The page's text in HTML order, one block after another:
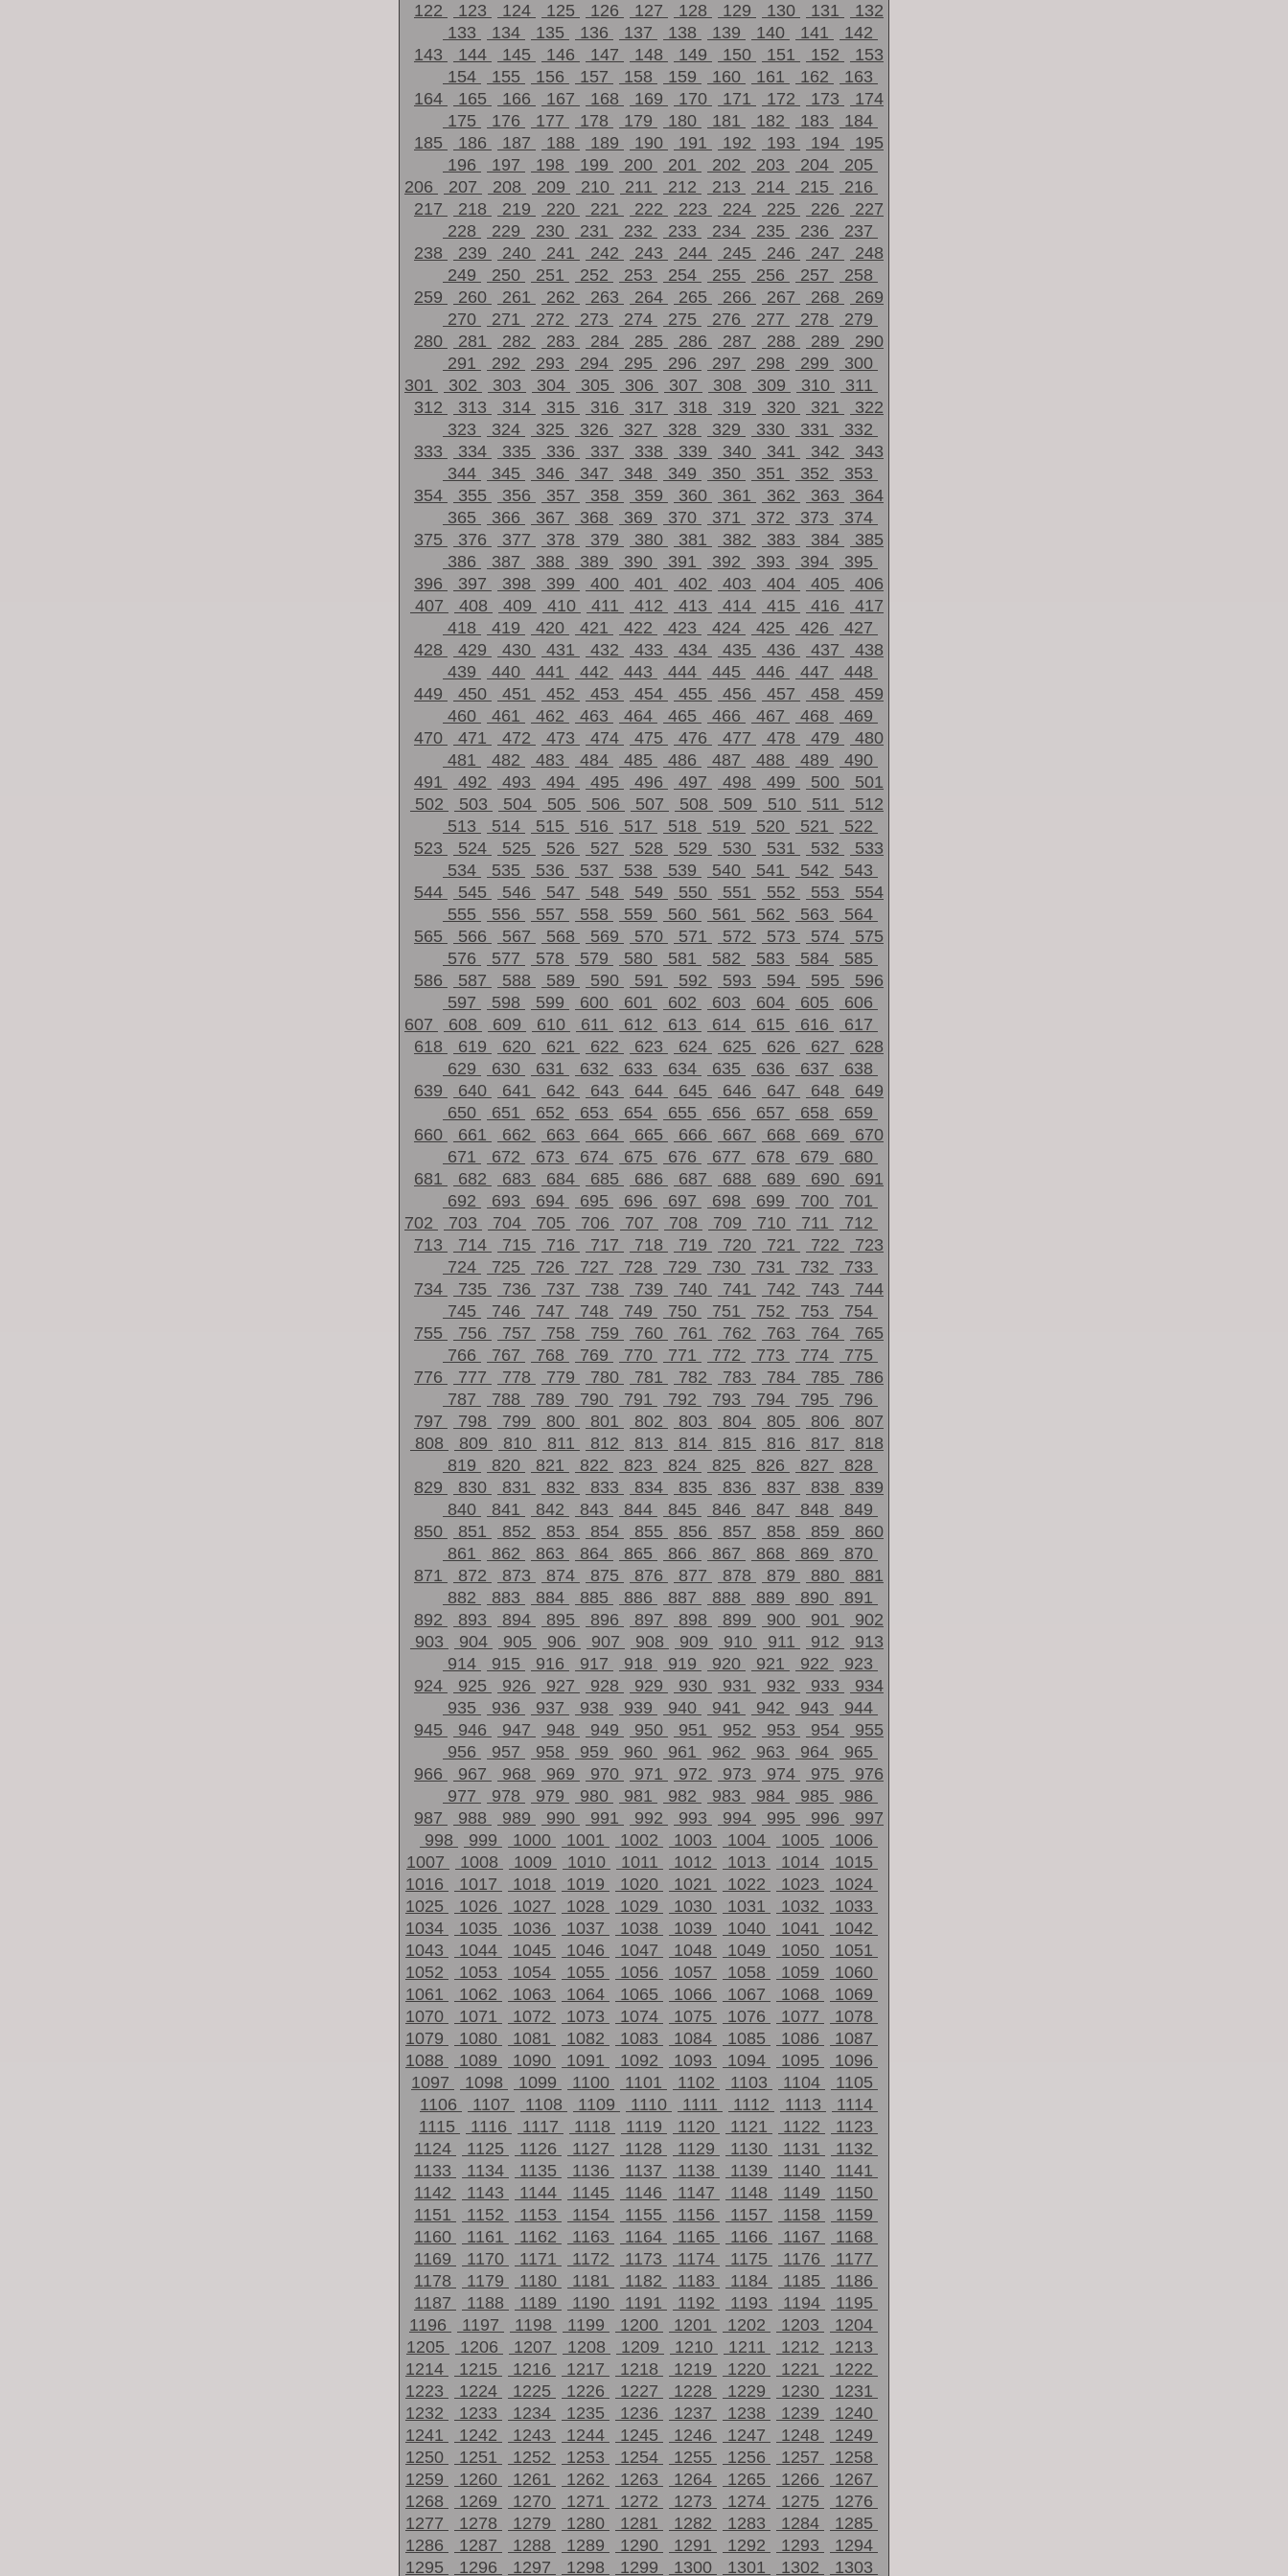
122
123 124 125 126 127 128 129 130 131
132
133
134 135 136 137 138 139 140 141
142
143
144 145 146 147 148 149 150 151 152
153
154
155 156 157 158 159 160 161 162
163
164
165 166 167 168 169 170 171 172 173
174
175
176 177 178 179 180 181 182 183
184
185
186 187 188 189 190 191 192 193 194
195
196
197 198 199 200 201 202 203 204
205
206
207 208 209 210 211 212 213 214 215
216
217
218 219 220 221 222 223 224 225 226
227
228
229 230 231 232 233 234 235 236
237
238
239 240 241 242 243 244 245 246 247
248
249
250 251 252 253 254 255 256 257
258
259
260 261 262 263 264 265 266 267 268
269
270
271 272 273 274 275 276 277 278
279
280
281 282 283 284 285 286 287 288 289
290
291
292 293 294 295 296 297 298 299
300
301
302 303 304 305 306 307 308 309 310
311
312
313 314 315 316 317 318 319 320 321
322
323
324 325 326 327 328 329 330 331
332
333
334 335 336 337 338 339 340 341 342
343
344
345 346 347 348 349 350 351 352
353
354
355 356 357 358 359 360 361 362 363
364
365
366 367 368 369 370 371 372 373
374
375
376 377 378 379 380 381 382 383 384
385
386
387 388 389 390 391 392 393 394
395
396
397 398 399 400 401 402 403 404 405
406
407
408 409 410 411 412 413 414 415 416
417
418
419 420 421 422 423 424 425 426
427
428
429 430 431 432 433 434 435 436 437
438
439
440 441 442 443 444 445 446 447
448
449
450 451 452 453 454 455 456 457 458
459
460
461 462 463 464 465 466 467 468
469
470
471 472 473 474 475 476 477 478 479
480
481
482 483 484 485 486 487 488 489
490
491
492 493 494 495 496 497 498 499 500
501
502
503 504 505 506 507 508 509 510 511
512
513
514 515 516 517 518 519 520 521
522
523
524 525 526 527 528 529 530 531 532
533
534
535 536 537 538 539 540 541 542
543
544
545 546 547 548 549 550 551 552 553
554
555
556 557 558 559 560 561 562 563
564
565
566 567 568 569 570 571 572 573 574
575
576
577 578 579 580 581 582 583 584
585
586
587 588 589 590 591 592 593 594 595
596
597
598 599 600 601 602 603 604 605
606
607
608 609 610 611 612 613 614 615 616
617
618
619 620 621 622 623 624 625 626 627
628
629
630 631 632 633 634 635 636 637
638
639
640 641 642 643 644 645 646 647 648
649
650
651 652 653 654 655 656 657 658
659
660
661 662 663 664 665 666 667 668 669
670
671
672 673 674 675 676 677 678 679
680
681
682 683 684 685 686 687 688 689 690
691
692
693 694 695 696 697 698 699 700
701
702
703 704 705 706 707 708 709 710 711
712
713
714 715 716 717 718 719 720 721 722
723
724
725 726 727 728 729 730 731 732
733
734
735 736 737 738 739 740 741 742 743
744
745
746 747 748 749 750 751 752 753
754
755
756 757 758 759 760 761 762 763 764
765
766
767 768 769 770 771 772 773 774
775
776
777 778 779 780 781 782 783 784 785
786
787
788 789 790 791 792 793 794 795
796
797
798 799 800 801 802 803 804 805 806
807
808
809 810 811 812 813 814 815 816 817
818
819
820 821 822 823 824 825 826 827
828
829
830 831 832 833 834 835 836 837 838
839
840
841 842 843 844 845 846 847 848
849
850
851 852 853 854 855 856 857 858 859
860
861
862 863 864 865 866 867 868 869
870
871
872 873 874 875 876 877 878 879 880
881
882
883 884 885 886 887 888 889 890
891
892
893 894 895 896 897 898 899 900 901
902
903
904 905 906 907 908 909 910 911 912
913
914
915 916 917 918 919 920 921 922
923
924
925 926 927 928 929 930 931 932 933
934
935
936 937 938 939 940 941 942 943
944
945
946 947 948 949 950 951 952 953 954
955
956
957 958 959 960 961 962 963 964
965
966
967 968 969 970 971 972 973 974 975
976
977
978 979 980 981 982 983 984 985
986
987
988 989 990 991 992 993 994 995 996
997
998
999 1000 1001 1002 1003 1004 1005
1006
1007
1008 1009 1010 1011 1012 1013 1014
1015
1016
1017 1018 1019 1020 1021 1022 1023
1024
1025
1026 1027 1028 1029 1030 1031 1032
1033
1034
1035 1036 1037 1038 1039 1040 1041
1042
1043
1044 1045 1046 1047 1048 1049 1050
1051
1052
1053 1054 1055 1056 1057 1058 1059
1060
1061
1062 1063 1064 1065 1066 1067 1068
1069
1070
1071 1072 1073 1074 1075 1076 1077
1078
1079
1080 1081 1082 1083 1084 1085 1086
1087
1088
1089 1090 1091 1092 1093 1094 1095
1096
1097
1098 1099 1100 1101 1102 1103 1104
1105
1106
1107 1108 1109 1110 1111 1112 1113
1114
1115
1116 1117 1118 1119 1120 1121 1122
1123
1124
1125 1126 1127 1128 1129 1130 1131
1132
1133
1134 1135 1136 1137 1138 1139 1140
1141
1142
1143 1144 1145 1146 1147 1148 1149
1150
1151
1152 1153 1154 1155 1156 1157 1158
1159
1160
1161 1162 1163 1164 1165 1166 1167
1168
1169
1170 1171 1172 1173 1174 1175 1176
1177
1178
1179 1180 1181 1182 1183 1184 1185
1186
1187
1188 1189 1190 1191 1192 1193 1194
1195
1196
1197 1198 1199 1200 1201 1202 1203
1204
1205
1206 1207 1208 1209 1210 1211 1212
1213
1214
1215 1216 1217 1218 1219 1220 1221
1222
1223
1224 1225 1226 1227 1228 1229 1230
1231
1232
1233 1234 1235 1236 1237 1238 1239
1240
1241
1242 1243 1244 1245 1246 1247 1248
1249
1250
1251 1252 1253 1254 1255 1256 1257
1258
1259
1260 1261 1262 1263 1264 1265 1266
1267
1268
1269 1270 1271 1272 1273 1274 1275
1276
1277
1278 1279 1280 1281 1282 1283 1284
1285
1286
1287 1288 1289 1290 1291 1292 1293
1294
1295
1296 1297 1298 1299 1300 1301 1302 1303